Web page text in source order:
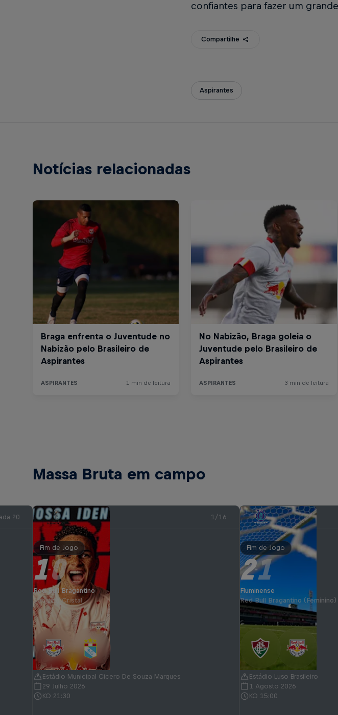
confiantes para fazer um
Compartilhe
Aspirantes
Notícias relacionadas
Massa Bruta em campo
20 1/16
Fim de Jogo
1-0
Red Bull Bragantino
Sporting Cristal
Estádio Municipal Cicero De Souza Marques
29 Julho 2026
KO 21:30
Fim de Jogo
2-1
Fluminense
Red Bull Bragantino (Feminino)
Estádio Luso Brasileiro
1 Agosto 2026
KO 15:00